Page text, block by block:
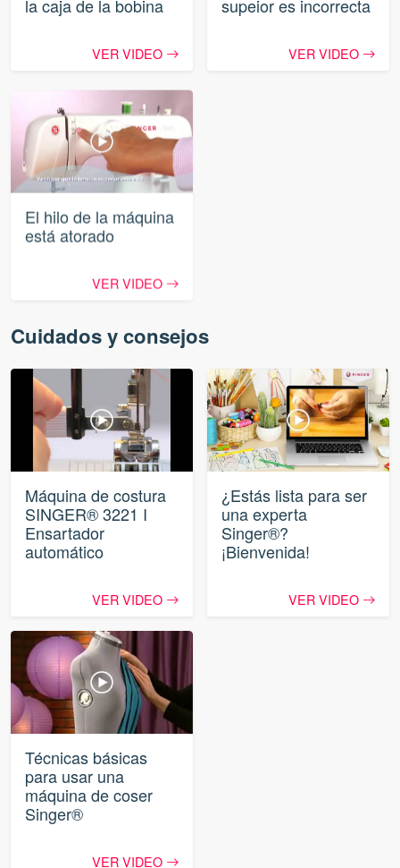
la caja de la bobina
VER VIDEO
supeior es incorrecta
VER VIDEO
El hilo de la máquina
está atorado
VER VIDEO
Cuidados y consejos
Máquina de costura
SINGER® 3221 I
Ensartador
automático
VER VIDEO
¿Estás lista para ser
una experta
Singer®?
¡Bienvenida!
VER VIDEO
Técnicas básicas
para usar una
máquina de coser
Singer®
VER VIDEO